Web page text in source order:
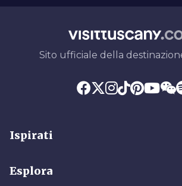
Sito ufficiale della
Ispirati
Esplora